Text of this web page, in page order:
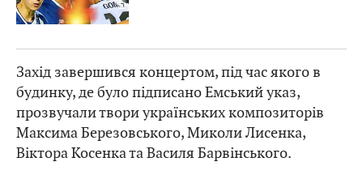
Захід завершився концертом, під час якого в
будинку, де було підписано Емський указ,
прозвучали твори українських композиторів
Максима Березовського, Миколи Лисенка,
Віктора Косенка та Василя Барвінського.